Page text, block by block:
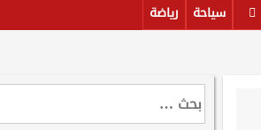
سياحة
رياضة
البحث
عن: